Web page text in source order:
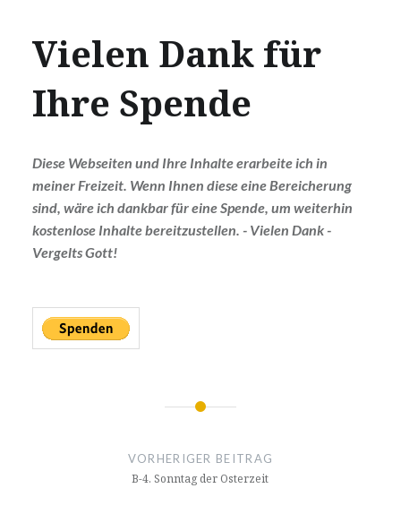
Vielen Dank für
Ihre Spende
Diese Webseiten und Ihre Inhalte erarbeite ich in
meiner Freizeit. Wenn Ihnen diese eine Bereicherung
sind, wäre ich dankbar für eine Spende, um weiterhin
kostenlose Inhalte bereitzustellen. - Vielen Dank -
Vergelts Gott!
Beitragsnavigation
VORHERIGER BEITRAG
B-4. Sonntag der Osterzeit